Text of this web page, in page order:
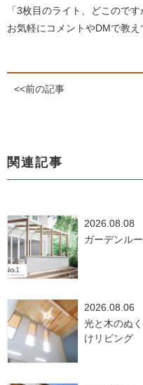
「3枚目のライト、どこので
お気軽にコメントやDMで教え
<<前の記事
関連記事
2026.08.08
ガーデンル
2026.08.06
光と木のぬ
けリビング